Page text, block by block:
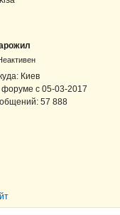
Киев
с 05-03-2017
57 888